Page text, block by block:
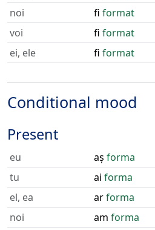
noi
fi format
voi
fi format
ei, ele
fi format
Conditional mood
Present
eu aș forma
tu
ai forma
el, ea
arforma
noi
am forma